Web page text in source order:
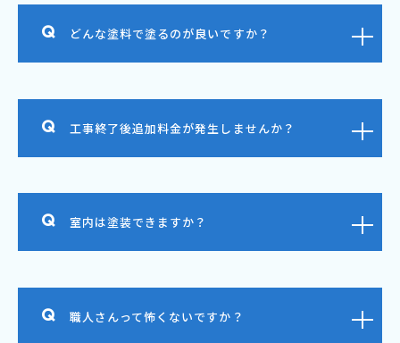
どんな塗料で塗るのが良いですか？
工事終了後追加料金が発生しませんか？
室内は塗装できますか？
職人さんって怖くないですか？